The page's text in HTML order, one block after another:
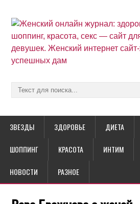
ЗВЕЗДЫ ЗДОРОВЬЕ ДИЕТА
ШОППИНГ КРАСОТА ИНТИМ
НОВОСТИ РАЗНОЕ